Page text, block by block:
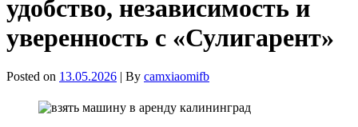
удобство, независимость и
уверенность с «Сулигарент»
Posted on 13.05.2026 | By camxiaomifb